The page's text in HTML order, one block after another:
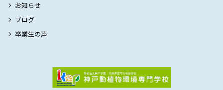
お知らせ
ブログ
卒業生の声